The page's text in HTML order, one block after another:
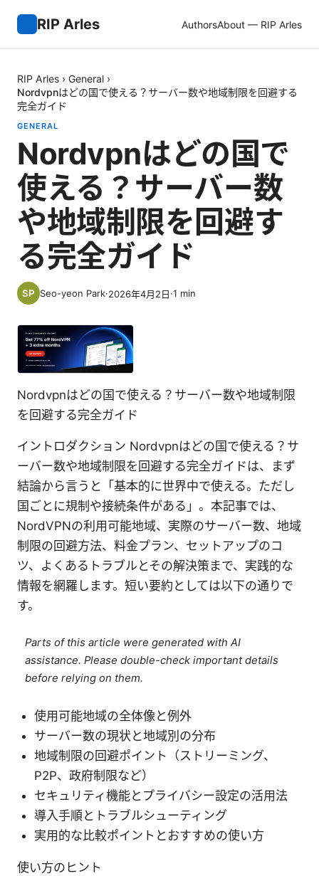
RIP Arles AuthorsAbout — RIP Arles
RIP Arles › General ›
Nordvpnはどの国で使える？サーバー数や地域制限を回避する
完全ガイド
GENERAL
Nordvpnはどの国で
使える？サーバー数
や地域制限を回避す
る完全ガイド
Seo-yeon Park·2026年4月2日·1 min
Nordvpnはどの国で使える？サーバー数や地域制限
を回避する完全ガイド
イントロダクション Nordvpnはどの国で使える？サ
ーバー数や地域制限を回避する完全ガイドは、まず
結論から言うと「基本的に世界中で使える。ただし
国ごとに規制や接続条件がある」。本記事では、
NordVPNの利用可能地域、実際のサーバー数、地域
制限の回避方法、料金プラン、セットアップのコ
ツ、よくあるトラブルとその解決策まで、実践的な
情報を網羅します。短い要約としては以下の通りで
す。
Parts of this article were generated with AI
assistance. Please double-check important details
before relying on them.
使用可能地域の全体像と例外
サーバー数の現状と地域別の分布
地域制限の回避ポイント（ストリーミング、
P2P、政府制限など）
セキュリティ機能とプライバシー設定の活用法
導入手順とトラブルシューティング
実用的な比較ポイントとおすすめの使い方
使い方のヒント